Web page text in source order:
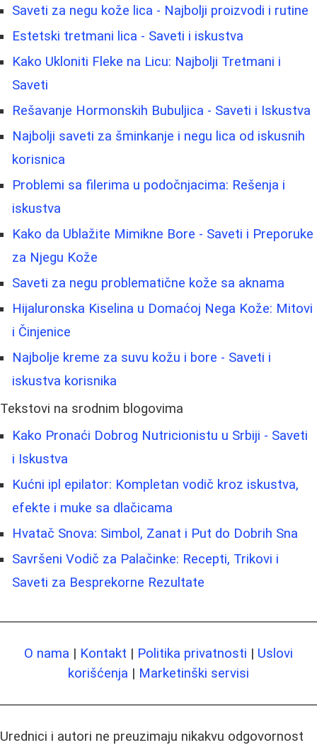
Saveti za negu kože lica - Najbolji proizvodi i rutine
Estetski tretmani lica - Saveti i iskustva
Kako Ukloniti Fleke na Licu: Najbolji Tretmani i
Saveti
Rešavanje Hormonskih Bubuljica - Saveti i Iskustva
Najbolji saveti za šminkanje i negu lica od iskusnih
korisnica
Problemi sa filerima u podočnjacima: Rešenja i
iskustva
Kako da Ublažite Mimikne Bore - Saveti i Preporuke
za Njegu Kože
Saveti za negu problematične kože sa aknama
Hijaluronska Kiselina u Domaćoj Nega Kože: Mitovi
i Činjenice
Najbolje kreme za suvu kožu i bore - Saveti i
iskustva korisnika
Tekstovi na srodnim blogovima
Kako Pronaći Dobrog Nutricionistu u Srbiji - Saveti
i Iskustva
Kućni ipl epilator: Kompletan vodič kroz iskustva,
efekte i muke sa dlačicama
Hvatač Snova: Simbol, Zanat i Put do Dobrih Sna
Savršeni Vodič za Palačinke: Recepti, Trikovi i
Saveti za Besprekorne Rezultate
O nama | Kontakt | Politika privatnosti | Uslovi
korišćenja | Marketinški servisi
Urednici i autori ne preuzimaju nikakvu odgovornost